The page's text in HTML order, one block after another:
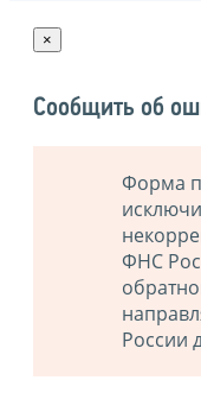
×
Сообщить об
Форма
ФНС
России